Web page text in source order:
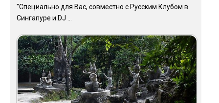
"Специально для Вас, совместно с Русским Клубом в
Сингапуре и DJ ...